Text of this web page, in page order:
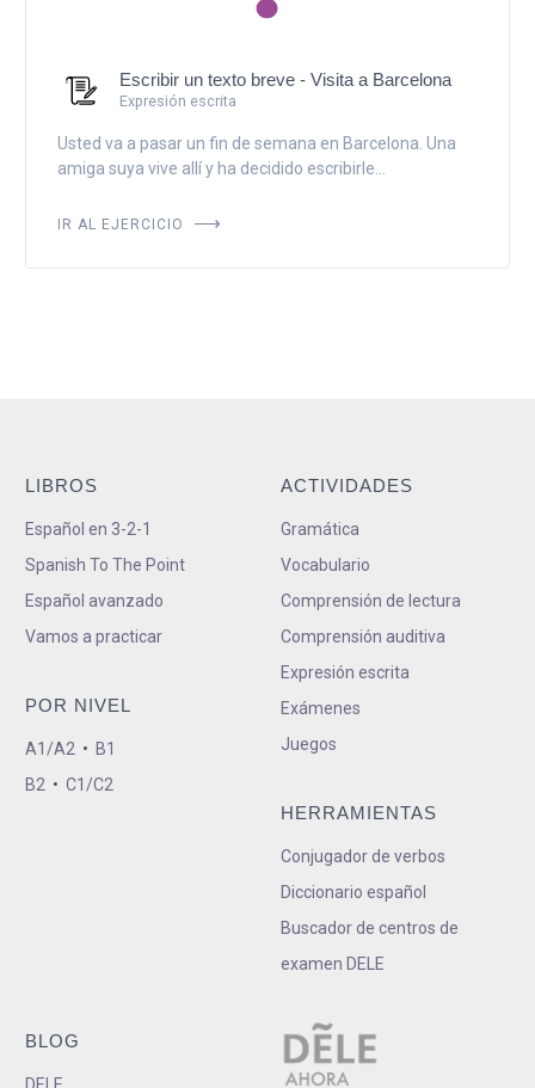
Escribir un texto breve - Visita a Barcelona
Expresión escrita
Usted va a pasar un fin de semana en Barcelona. Una
amiga suya vive allí y ha decidido escribirle...
IR AL EJERCICIO
LIBROS
Español en 3-2-1
Spanish To The Point
Español avanzado
Vamos a practicar
POR NIVEL
A1/A2 • B1
B2 • C1/C2
ACTIVIDADES
Gramática
Vocabulario
Comprensión de lectura
Comprensión auditiva
Expresión escrita
Exámenes
Juegos
HERRAMIENTAS
Conjugador de verbos
Diccionario español
Buscador de centros de
examen DELE
BLOG